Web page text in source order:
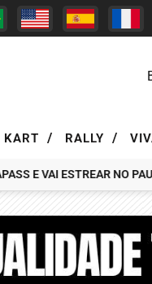
KART / RALLY /
E VAI ESTREAR NO